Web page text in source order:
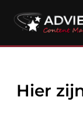
Hier